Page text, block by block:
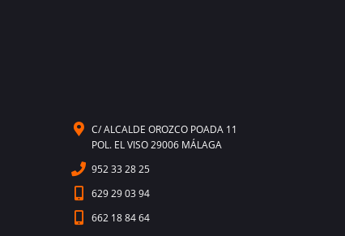
C/ ALCALDE OROZCO POADA 11
POL. EL VISO 29006 MÁLAGA
952 33 28 25
629 29 03 94
662 18 84 64